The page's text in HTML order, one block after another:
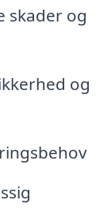
skader og
og